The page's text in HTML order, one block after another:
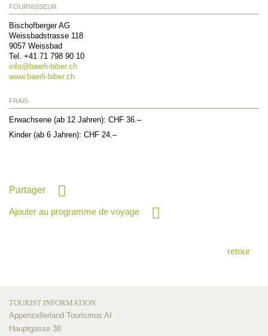
FOURNISSEUR
Bischofberger AG
Weissbadstrasse 118
9057 Weissbad
Tel. +41 71 798 90 10
info@ baerli-biber.ch
www.baerli-biber.ch
FRAIS
Erwachsene (ab 12 Jahren): CHF 36.–
Kinder (ab 6 Jahren): CHF 24.–
Partager
Ajouter au programme de voyage
retour
TOURIST INFORMATION
Appenzellerland Tourismus AI
Hauptgasse 38